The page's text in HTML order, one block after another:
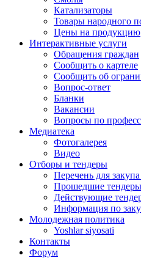
Катализаторы
Товары народного
Цены на продукцию
Интерактивные услуги
Обращения граждан
Сообщить о картеле
Сообщить об
Вопрос-ответ
Бланки
Вакансии
Вопросы по
Медиатека
Фотогалерея
Видео
Отборы и тендеры
Перечень для
Прошедшие тендеры
Действующие
Информация по
Молодежная политика
Yoshlar siyosati
Контакты
Форум